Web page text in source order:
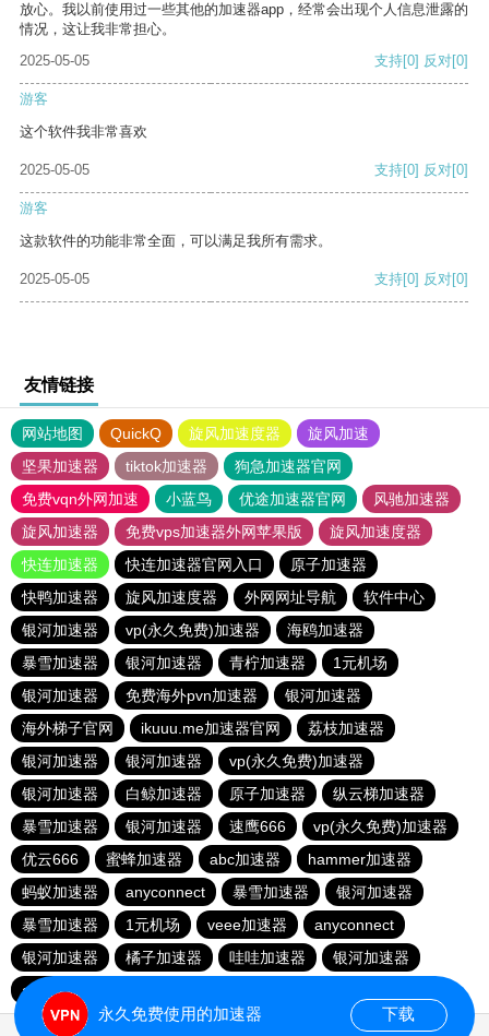
放心。我以前使用过一些其他的加速器app，经常会出现个人信息泄露的
情况，这让我非常担心。
2025-05-05
支持[0] 反对[0]
游客
这个软件我非常喜欢
2025-05-05 支持[0] 反对[0]
游客
这款软件的功能非常全面，可以满足我所有需求。
2025-05-05 支持[0] 反对[0]
友情链接
网站地图 QuickQ 旋风加速度器
旋风加速
坚果加速器
tiktok加速器
狗急加速器官网
免费vqn外网加速
小蓝鸟 优途加速器官网
风驰加速器
旋风加速器
免费vps加速器外网苹果版
旋风加速度器
快连加速器
快连加速器官网入口
原子加速器
快鸭加速器
旋风加速度器 外网网址导航
软件中心
银河加速器
vp(永久免费)加速器
海鸥加速器
暴雪加速器
银河加速器 青柠加速器
1元机场
银河加速器
免费海外pvn加速器
银河加速器
海外梯子官网
ikuuu.me加速器官网
荔枝加速器
银河加速器
银河加速器
vp(永久免费)加速器
银河加速器
白鲸加速器 原子加速器
纵云梯加速器
暴雪加速器
银河加速器 速鹰666
vp(永久免费)加速器
优云666
蜜蜂加速器 abc加速器
hammer加速器
蚂蚁加速器
anyconnect 暴雪加速器
银河加速器
暴雪加速器
1元机场 veee加速器
anyconnect
银河加速器
橘子加速器 哇哇加速器
银河加速器
anyconnect
永久免费使用的加速器 下载